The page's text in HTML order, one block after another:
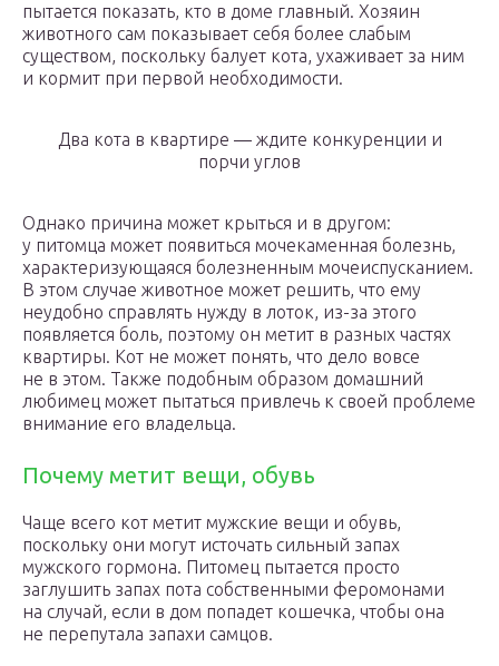
пытается показать, кто в доме главный. Хозяин
животного сам показывает себя более слабым
существом, поскольку балует кота, ухаживает за ним
и кормит при первой необходимости.
Два кота в квартире — ждите конкуренции и
порчи углов
Однако причина может крыться и в другом:
у питомца может появиться мочекаменная болезнь,
характеризующаяся болезненным мочеиспусканием.
В этом случае животное может решить, что ему
неудобно справлять нужду в лоток, из-за этого
появляется боль, поэтому он метит в разных частях
квартиры. Кот не может понять, что дело вовсе
не в этом. Также подобным образом домашний
любимец может пытаться привлечь к своей проблеме
внимание его владельца.
Почему метит вещи, обувь
Чаще всего кот метит мужские вещи и обувь,
поскольку они могут источать сильный запах
мужского гормона. Питомец пытается просто
заглушить запах пота собственными феромонами
на случай, если в дом попадет кошечка, чтобы она
не перепутала запахи самцов.